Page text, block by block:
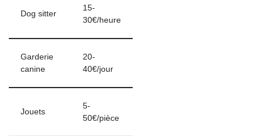
Dog sitter
15-
30€/heure
Garderie
canine
20-
40€/jour
Jouets
5-
50€/pièce